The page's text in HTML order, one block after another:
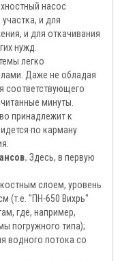
насос
и для
и для откачивания
нужд.
легко
Даже не обладая
соответствующего
минуты.
принадлежит к
по карману
Здесь, в первую
слоем, уровень
(т.е. "ПН-650 Вихрь"
где, например,
погружного типа);
водного потока со